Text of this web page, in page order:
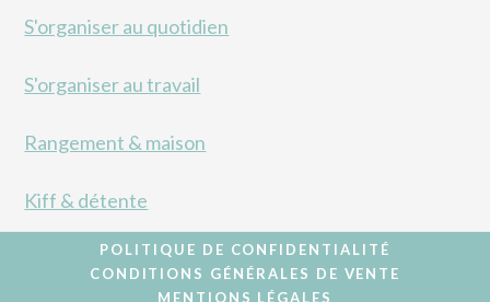
S'organiser au quotidien
S'organiser au travail
Rangement & maison
Kiff & détente
POLITIQUE DE CONFIDENTIALITÉ
CONDITIONS GÉNÉRALES DE VENTE
MENTIONS LÉGALES